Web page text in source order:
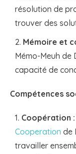
résolution de
trouver des
Mémoire et
Mémo-Meuh de
capacité de
Compétences
Coopération :
Cooperation de
travailler